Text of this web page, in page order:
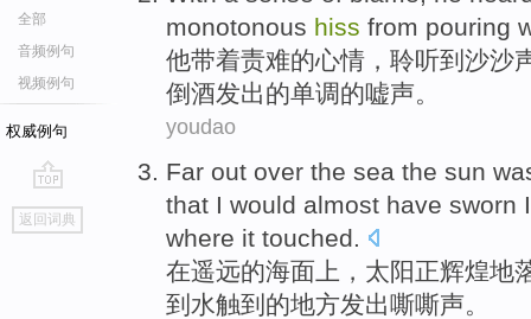
全部
音频例句
视频例句
权威例句
go
top
返回词典
monotonous hiss from pouring
他带着责难的心情， 聆听到沙沙
倒酒发出的单调的嘘声。
youdao
Far out over the sea the sun
that I would almost have sworn
where it touched
在遥远的海面 上， 太阳正辉煌地
到 水触到 的地方发出嘶嘶声 。